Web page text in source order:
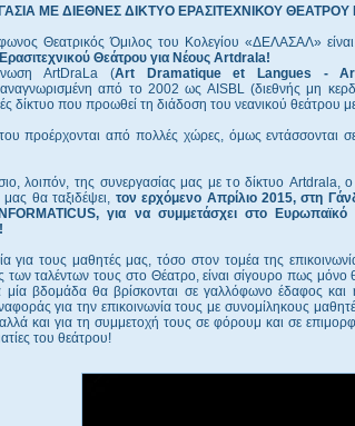
ΜΕ ΔΙΕΘΝΕΣ ΔΙΚΤΥΟ ΕΡΑΣΙΤΕΧΝΙΚΟΥ
Θεατρικός Όμιλος του Κολεγίου «ΔΕΛΑΣΑΛ»
Θεάτρου για Νέους Artdrala!
ArtDraLa (Art Dramatique et Langues -
από το 2002 ως AISBL (διεθνής μη
δίκτυο που προωθεί τη διάδοση του νεανικού θεάτρου
προέρχονται από πολλές χώρες, όμως εντάσσονται
λοιπόν, της συνεργασίας μας με το δίκτυο Artdrala,
μας θα ταξιδέψει, τον ερχόμενο Απρίλιο 2015, στη
για να συμμετάσχει στο
για τους μαθητές μας, τόσο στον τομέα της
των ταλέντων τους στο Θέατρο, είναι σίγουρο πως μόνο
μία βδομάδα θα βρίσκονται σε γαλλόφωνο έδαφος και
για την επικοινωνία τους με συνομίληκους
και για τη συμμετοχή τους σε φόρουμ και σε
του θεάτρου!